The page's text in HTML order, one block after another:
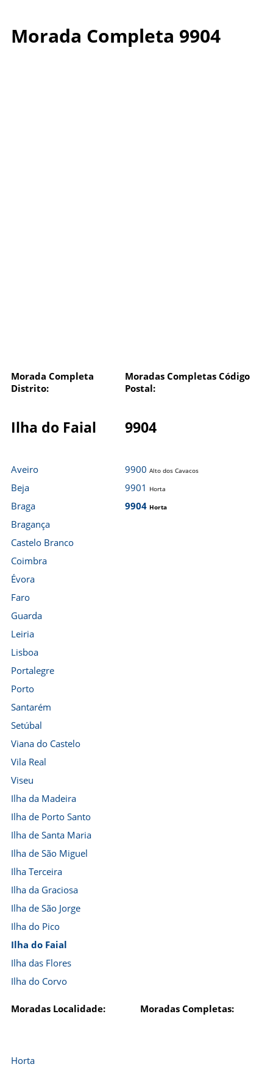
Morada Completa 9904
Morada Completa
Distrito:
Moradas Completas Código
Postal:
Ilha do Faial 9904
Aveiro
Beja
Braga
Bragança
Castelo Branco
Coimbra
Évora
Faro
Guarda
Leiria
Lisboa
Portalegre
Porto
Santarém
Setúbal
Viana do Castelo
Vila Real
Viseu
Ilha da Madeira
Ilha de Porto Santo
Ilha de Santa Maria
Ilha de São Miguel
Ilha Terceira
Ilha da Graciosa
Ilha de São Jorge
Ilha do Pico
Ilha do Faial
Ilha das Flores
Ilha do Corvo
9900 Alto dos Cavacos
9901 Horta
9904 Horta
Moradas Localidade: Moradas Completas:
Horta